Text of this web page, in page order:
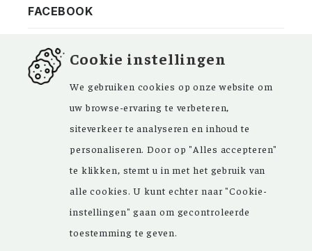
FACEBOOK
Kom ‘Ons Voorgeslacht’ versterken. Sinds de
oprichting in 1946 zijn de inspirerende
artikelen in ons maandblad en meer dan
15.000 bestanden in onze databank een
grote hulp bij uw genealogisch onderzoek.
Copyright © 2026
Cookie instellingen
We gebruiken cookies op onze website om
uw browse-ervaring te verbeteren,
siteverkeer te analyseren en inhoud te
personaliseren. Door op "Alles accepteren"
te klikken, stemt u in met het gebruik van
alle cookies. U kunt echter naar "Cookie-
instellingen" gaan om gecontroleerde
toestemming te geven.